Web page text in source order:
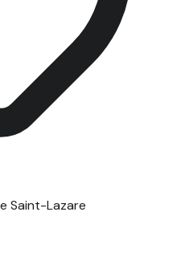
Saint-Lazare